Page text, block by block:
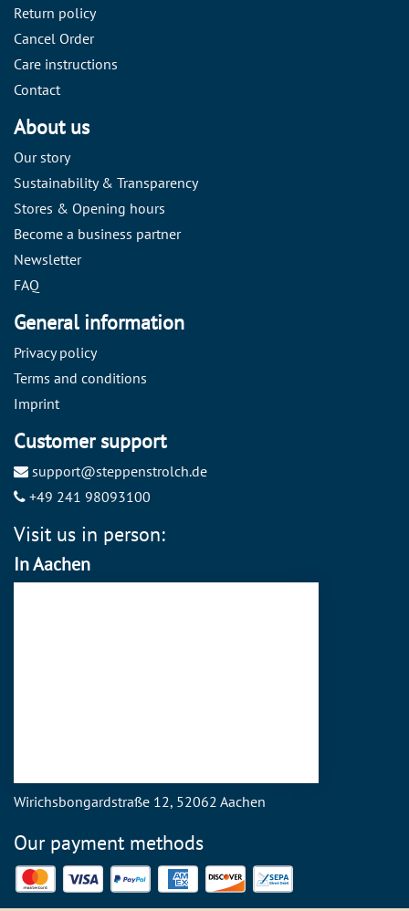
Visit us in person:
In Aachen
Wirichsbongardstraße 12, 52062 Aachen
Return policy
Cancel Order
Care instructions
Contact
About us
Our story
Sustainability & Transparency
Stores & Opening hours
Become a business partner
Newsletter
FAQ
General information
Privacy policy
Terms and conditions
Imprint
Customer support
support@steppenstrolch.de
+49 241 98093100
Our payment methods